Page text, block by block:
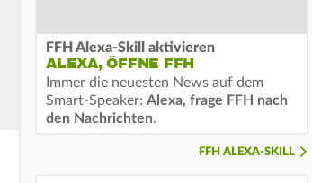
FFH Alexa-Skill aktivieren
ALEXA, ÖFFNE FFH
Immer die neuesten News auf dem
Smart-Speaker: Alexa, frage FFH nach
den Nachrichten.
FFH ALEXA-SKILL